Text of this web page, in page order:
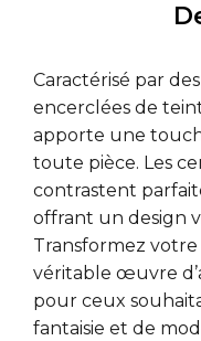
Caractérisé par
encerclées de
apporte une
toute pièce. Les
contrastent
offrant un design
Transformez
véritable œuvre
pour ceux
fantaisie et de